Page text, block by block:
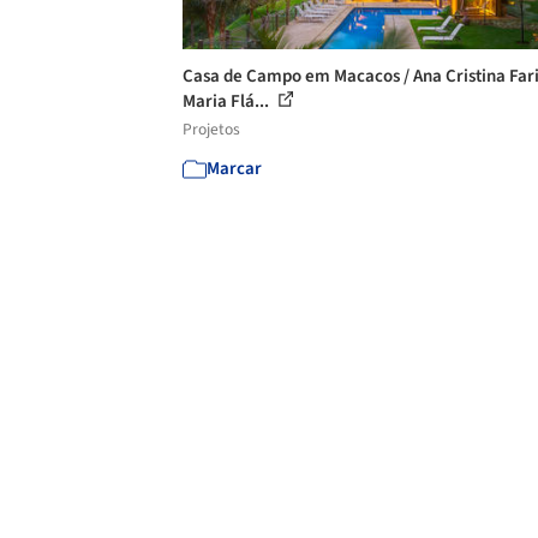
Casa de Campo em Macacos / Ana Cristina
Maria Flá...
Projetos
Marcar